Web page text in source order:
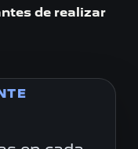
de realizar